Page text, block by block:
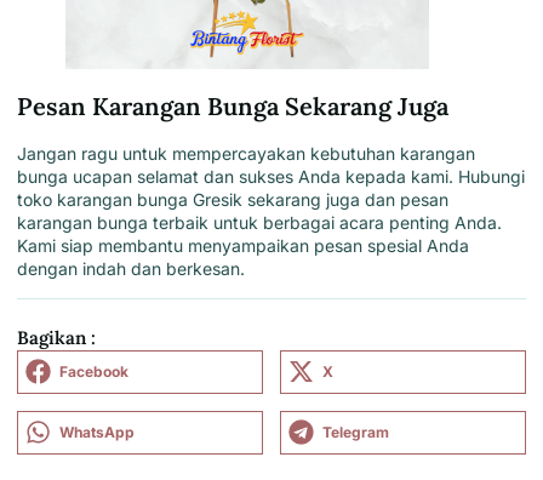
Pesan Karangan Bunga Sekarang Juga
Jangan ragu untuk mempercayakan kebutuhan karangan
bunga ucapan selamat dan sukses Anda kepada kami. Hubungi
toko karangan bunga Gresik sekarang juga dan pesan
karangan bunga terbaik untuk berbagai acara penting Anda.
Kami siap membantu menyampaikan pesan spesial Anda
dengan indah dan berkesan.
Bagikan :
Facebook X
WhatsApp Telegram